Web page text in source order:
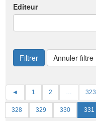
Editeur
Filtrer Annuler filtre
◄ 1 2 … 323
328 329 330 331